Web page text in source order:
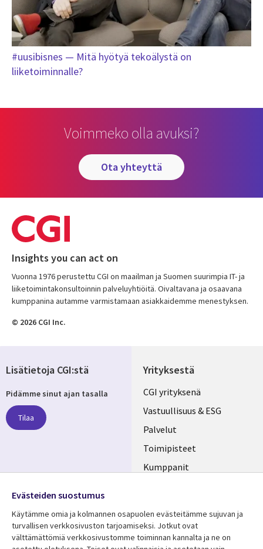
#uusibisnes — Mitä hyötyä tekoälystä on
liiketoiminnalle?
Voimmeko olla avuksi?
ota yhteyttä
Insights you can act on
Vuonna 1976 perustettu CGI on maailman ja Suomen suurimpia IT- ja
liiketoimintakonsultoinnin palveluyhtiöitä. Oivaltavana ja osaavana
kumppanina autamme varmistamaan asiakkaidemme menestyksen.
© 2026 CGI Inc.
Yrityksestä
Useful
links
FINLAND
CGI yrityksenä
Vastuullisuus & ESG
Palvelut
Toimipisteet
Kumppanit
Lisätietoja CGI:stä
Pidämme sinut ajan tasalla
Tilaa
Media
FINLAND
Evästeiden suostumus
Käytämme omia ja kolmannen osapuolen evästeitämme sujuvan ja
turvallisen verkkosivuston tarjoamiseksi. Jotkut ovat
välttämättömiä verkkosivustomme toiminnan kannalta ja ne on